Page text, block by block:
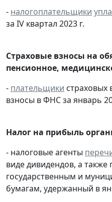
- налогоплательщики
за IV квартал 2023 г.
Страховые взносы на
пенсионное,
- плательщики страховых
взносы в ФНС за январь
Налог на прибыль
- налоговые агенты
виде дивидендов, а также
государственным и
бумагам, удержанный в